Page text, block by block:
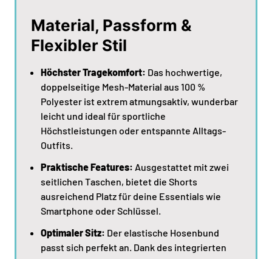
Material, Passform &
Flexibler Stil
Höchster Tragekomfort: Das hochwertige,
doppelseitige Mesh-Material aus 100 %
Polyester ist extrem atmungsaktiv, wunderbar
leicht und ideal für sportliche
Höchstleistungen oder entspannte Alltags-
Outfits.
Praktische Features: Ausgestattet mit zwei
seitlichen Taschen, bietet die Shorts
ausreichend Platz für deine Essentials wie
Smartphone oder Schlüssel.
Optimaler Sitz: Der elastische Hosenbund
passt sich perfekt an. Dank des integrierten